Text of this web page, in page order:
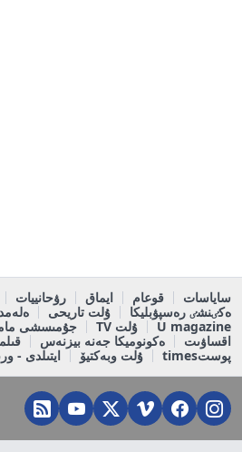
ساياسات قوعام ايماق رۋحانييات
ەكٸنشٸ رەسپۋبليكا
ۇلت تاريحى
U magazine
ۇلت TV
جۇمىسشى
اقساۋىت
ەكونوميكا جەنە بيزنەس
پوستtimes
ۇلت وبەكتيۆ ايتىلدى -